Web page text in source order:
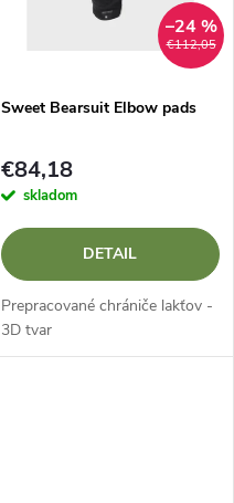
€112,05
–24 %
Sweet Bearsuit Elbow pads
€84,18
skladom
DETAIL
Prepracované chrániče lakťov -
3D tvar